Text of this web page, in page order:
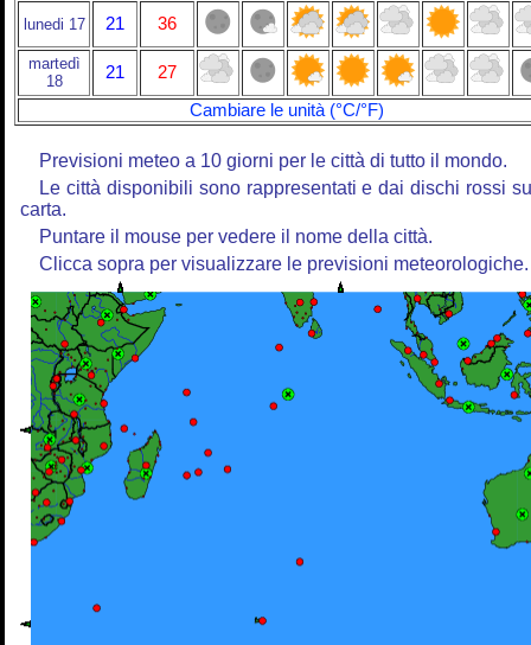
lunedi 17 21 36
martedì
18
21
27
Cambiare le unità (°C/°F)
Previsioni meteo a 10 giorni per le città di tutto il mondo.
Le città disponibili sono rappresentati e dai dischi rossi
carta.
Puntare il mouse per vedere il nome della città.
Clicca sopra per visualizzare le previsioni meteorologiche.